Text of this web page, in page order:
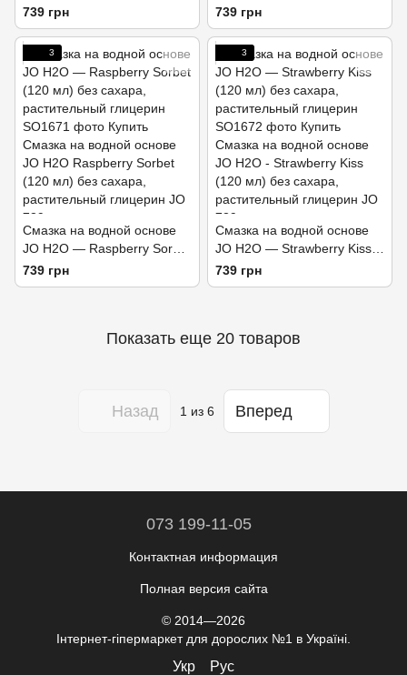
(120 мл) без сахара,
парабенов и гликоля
739 грн
мл) без сахара,
растительный глицерин
739 грн
3
Смазка на водной основе
JO H2O — Raspberry Sorbet
(120 мл) без сахара,
растительный глицерин
739 грн
3
Смазка на водной основе
JO H2O — Strawberry Kiss
(120 мл) без сахара,
растительный глицерин
739 грн
Показать еще 20 товаров
Назад 1 из 6 Вперед
073 199-11-05
Контактная информация
Полная версия сайта
© 2014—2026
Інтернет-гіпермаркет для дорослих №1 в Україні.
Укр Рус